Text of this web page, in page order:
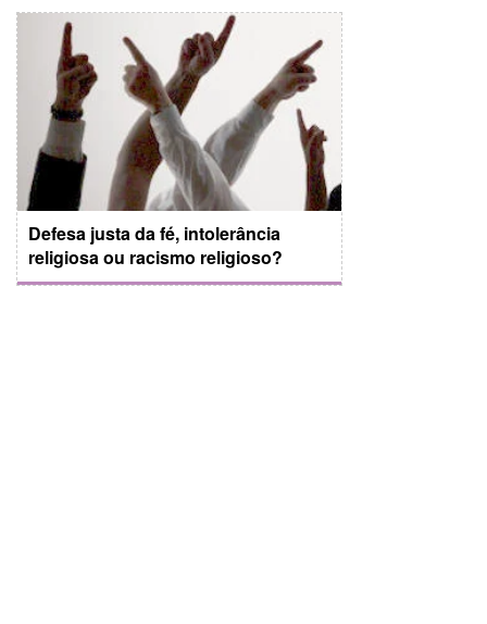
Defesa justa da fé, intolerância
religiosa ou racismo religioso?